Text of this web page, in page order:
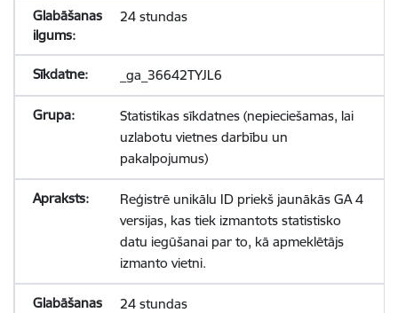
24 stundas
_ga_36642TYJL6
Statistikas sīkdatnes (nepieciešamas, lai
uzlabotu vietnes darbību un
pakalpojumus)
Reģistrē unikālu ID priekš jaunākās GA 4
versijas, kas tiek izmantots statistisko
datu iegūšanai par to, kā apmeklētājs
izmanto vietni.
24 stundas